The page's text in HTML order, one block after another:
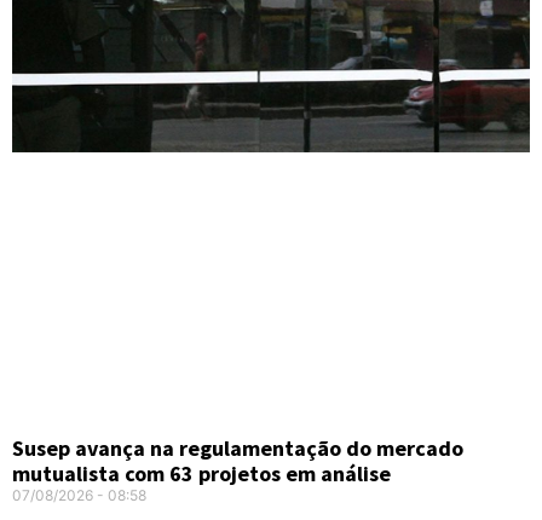
Susep avança na regulamentação do mercado
mutualista com 63 projetos em análise
07/08/2026 08:58